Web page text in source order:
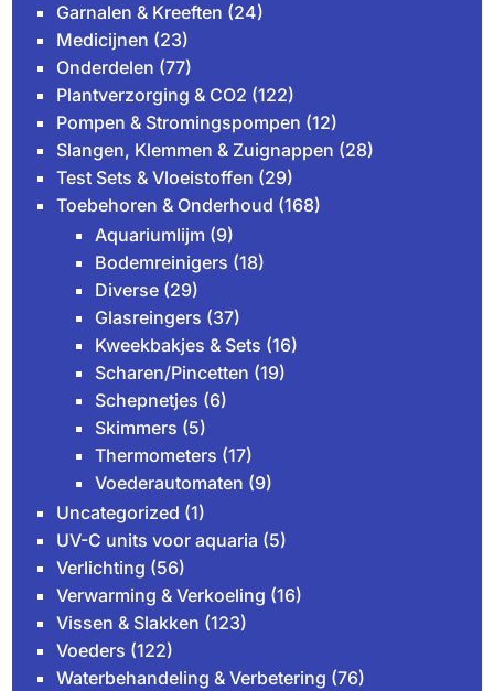
Garnalen & Kreeften (24)
Medicijnen (23)
Onderdelen (77)
Plantverzorging & CO2 (122)
Pompen & Stromingspompen (12)
Slangen, Klemmen & Zuignappen (28)
Test Sets & Vloeistoffen (29)
Toebehoren & Onderhoud (168)
Aquariumlijm (9)
Bodemreinigers (18)
Diverse (29)
Glasreingers (37)
Kweekbakjes & Sets (16)
Scharen/Pincetten (19)
Schepnetjes (6)
Skimmers (5)
Thermometers (17)
Voederautomaten (9)
Uncategorized (1)
UV-C units voor aquaria (5)
Verlichting (56)
Verwarming & Verkoeling (16)
Vissen & Slakken (123)
Voeders (122)
Waterbehandeling & Verbetering (76)